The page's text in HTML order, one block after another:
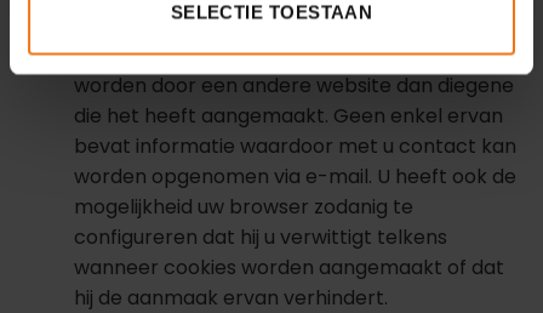
SELECTIE TOESTAAN
opgehaald worden tijdens een later bezoek
aan deze site. Het cookie kan niet gelezen
worden door een andere website dan diegene
die het heeft aangemaakt. Geen enkel ervan
bevat informatie waardoor met u contact kan
worden opgenomen via e-mail. U heeft ook de
mogelijkheid uw browser zodanig te
configureren dat hij u verwittigt telkens
wanneer cookies worden aangemaakt of dat
hij de aanmaak ervan verhindert.